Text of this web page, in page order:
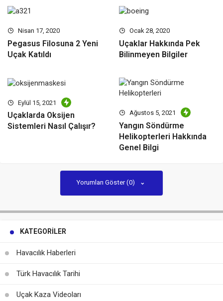
Nisan 17, 2020
Pegasus Filosuna 2 Yeni
Uçak Katıldı
Ocak 28, 2020
Uçaklar Hakkında Pek
Bilinmeyen Bilgiler
Eylül 15, 2021
Uçaklarda Oksijen
Sistemleri Nasıl Çalışır?
Ağustos 5, 2021
Yangın Söndürme
Helikopterleri Hakkında
Genel Bilgi
Yorumları Göster (0)
KATEGORILER
Havacılık Haberleri
Türk Havacılık Tarihi
Uçak Kaza Videoları